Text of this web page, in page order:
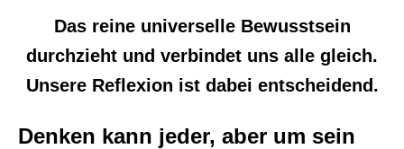
Das reine universelle Bewusstsein
durchzieht und verbindet uns alle gleich.
Unsere Reflexion ist dabei entscheidend.
Denken kann jeder, aber um sein